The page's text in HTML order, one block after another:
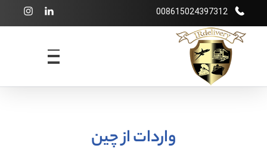
008615024397312
واردات از چین